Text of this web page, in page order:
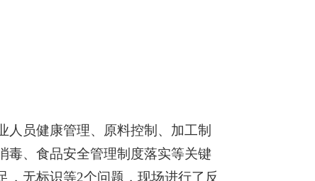
员健康管理、原料控制、加工制
毒、食品安全管理制度落实等关键
无标识等2个问题，现场进行了反